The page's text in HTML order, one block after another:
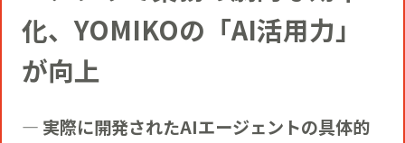
化、YOMIKOの「AI活用力」
が向上
― 実際に開発されたAIエージェントの具体的